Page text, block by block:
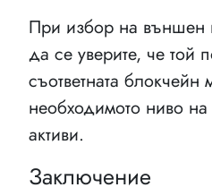
При избор на външен
да се уверите, че той
съответната
необходимото ниво
активи.
Заключение